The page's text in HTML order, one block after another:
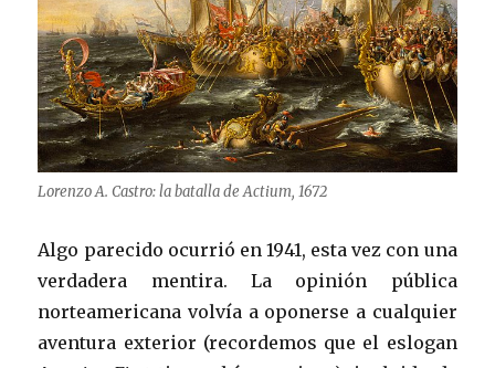
Lorenzo A. Castro: la batalla de Actium, 1672
Algo parecido ocurrió en 1941, esta vez con una
verdadera mentira. La opinión pública
norteamericana volvía a oponerse a cualquier
aventura exterior (recordemos que el eslogan